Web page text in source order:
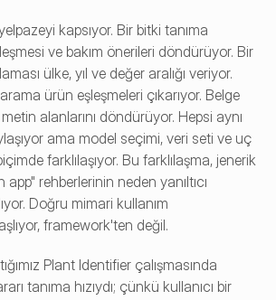
kapsıyor. Bir bitki tanıma
ve bakım önerileri döndürüyor. Bir
ülke, yıl ve değer aralığı veriyor.
ürün eşleşmeleri çıkarıyor. Belge
metin alanlarını döndürüyor. Hepsi aynı
ama model seçimi, veri seti ve uç
farklılaşıyor. Bu farklılaşma, jenerik
rehberlerinin neden yanıltıcı
Doğru mimari kullanım
framework'ten değil.
Plant Identifier çalışmasında
tanıma hızıydı; çünkü kullanıcı bir